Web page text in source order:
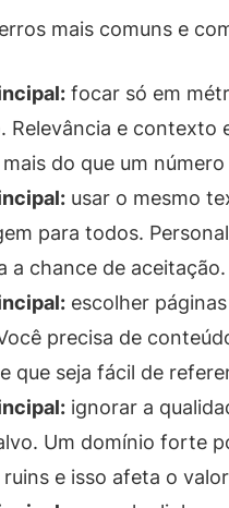
mais comuns e
focar só em
Relevância e contexto
do que um número
usar o mesmo
para todos.
a chance de aceitação.
escolher
precisa de
que seja fácil de
ignorar a
Um domínio forte
ruins e isso afeta o